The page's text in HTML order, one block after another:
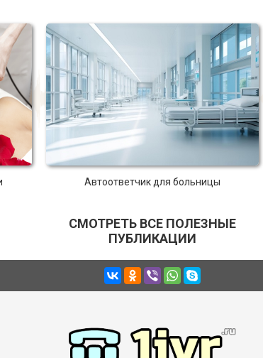
Автоответчик для больницы
СМОТРЕТЬ ВСЕ ПОЛЕЗНЫЕ
ПУБЛИКАЦИИ